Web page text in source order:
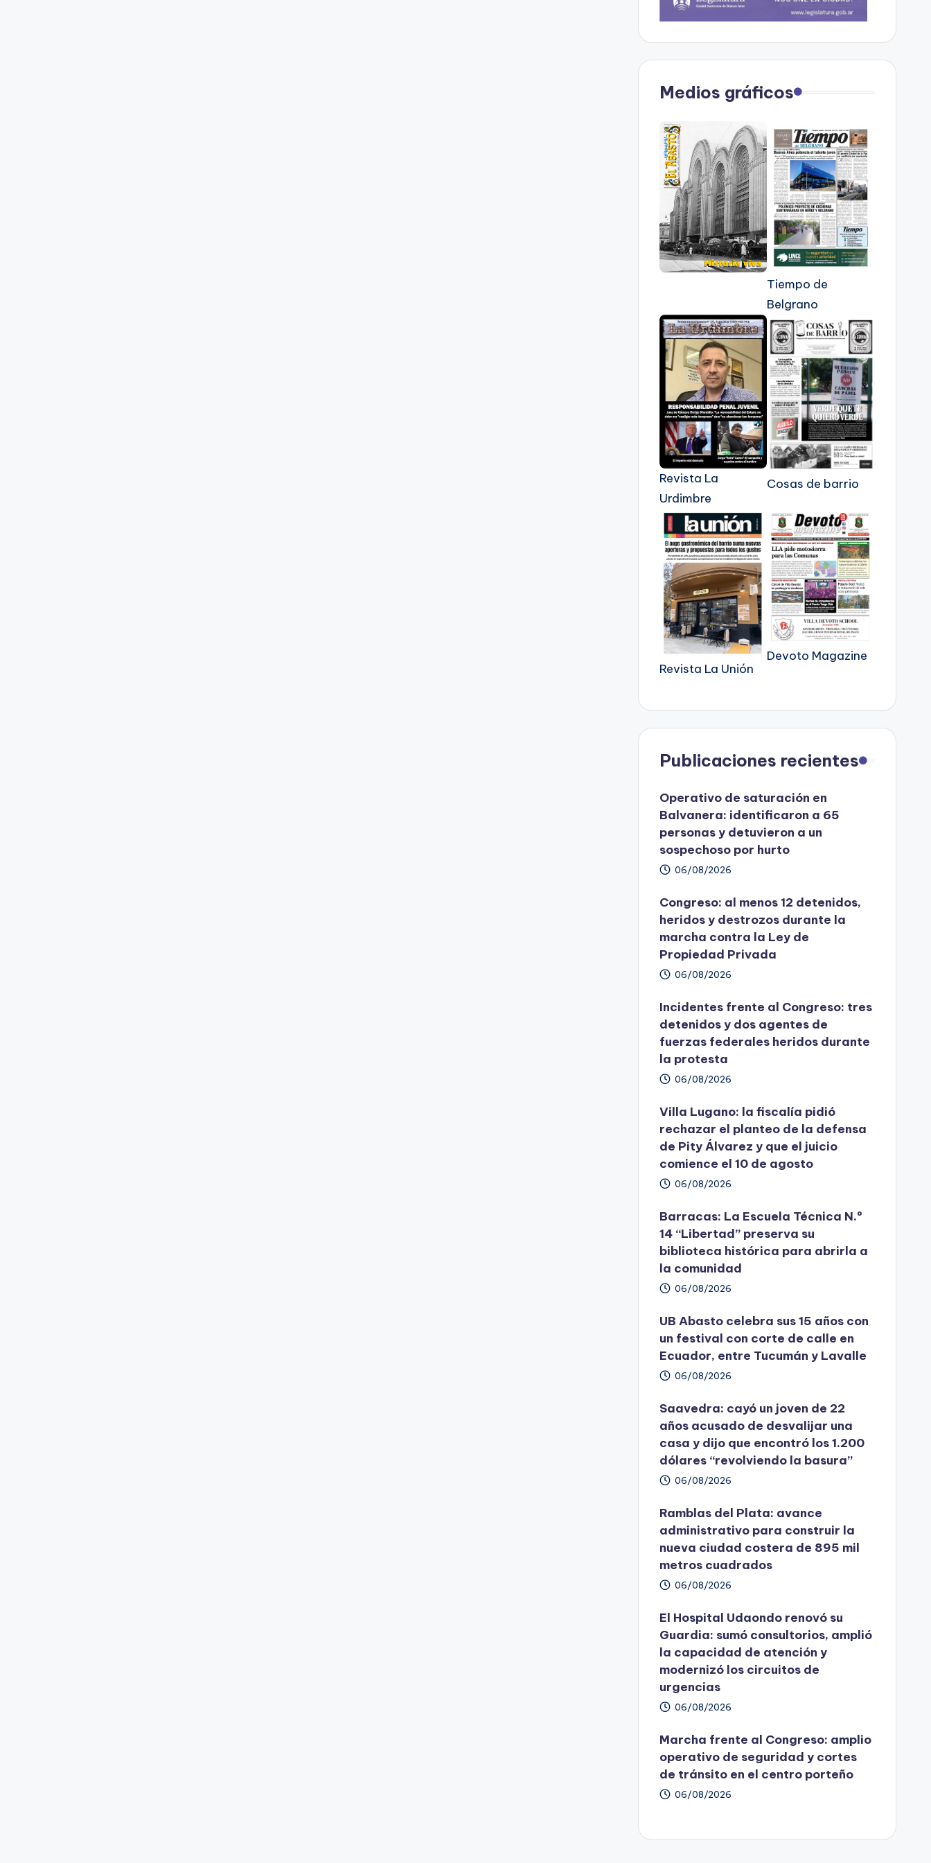
Medios gráficos
Tiempo de
Belgrano
Revista La
Urdimbre
Cosas de barrio
Revista La Unión
Devoto Magazine
Publicaciones recientes
Operativo de saturación en
Balvanera: identificaron a 65
personas y detuvieron a un
sospechoso por hurto
06/08/2026
Congreso: al menos 12 detenidos,
heridos y destrozos durante la
marcha contra la Ley de
Propiedad Privada
06/08/2026
Incidentes frente al Congreso: tres
detenidos y dos agentes de
fuerzas federales heridos durante
la protesta
06/08/2026
Villa Lugano: la fiscalía pidió
rechazar el planteo de la defensa
de Pity Álvarez y que el juicio
comience el 10 de agosto
06/08/2026
Barracas: La Escuela Técnica N.º
14 “Libertad” preserva su
biblioteca histórica para abrirla a
la comunidad
06/08/2026
UB Abasto celebra sus 15 años con
un festival con corte de calle en
Ecuador, entre Tucumán y Lavalle
06/08/2026
Saavedra: cayó un joven de 22
años acusado de desvalijar una
casa y dijo que encontró los 1.200
dólares “revolviendo la basura”
06/08/2026
Ramblas del Plata: avance
administrativo para construir la
nueva ciudad costera de 895 mil
metros cuadrados
06/08/2026
El Hospital Udaondo renovó su
Guardia: sumó consultorios, amplió
la capacidad de atención y
modernizó los circuitos de
urgencias
06/08/2026
Marcha frente al Congreso: amplio
operativo de seguridad y cortes
de tránsito en el centro porteño
06/08/2026